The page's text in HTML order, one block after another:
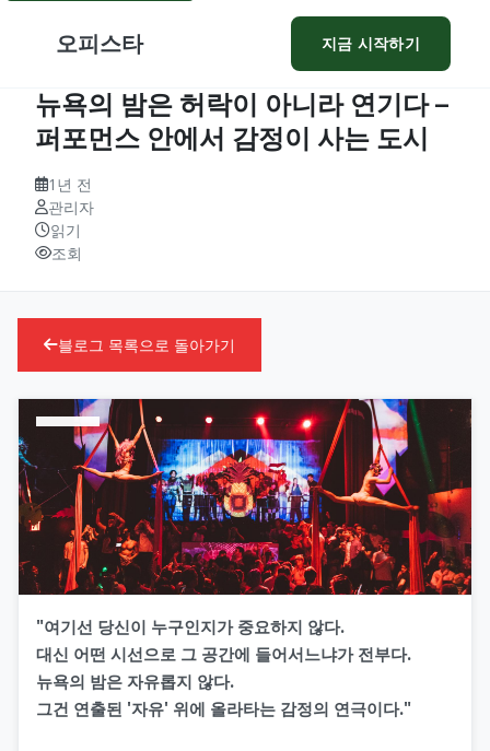
오피스타 지금 시작하기
뉴욕의 밤은 허락이 아니라 연기다 –
퍼포먼스 안에서 감정이 사는 도시
1년 전
관리자
읽기
조회
블로그 목록으로 돌아가기
"여기선 당신이 누구인지가 중요하지 않다.
대신 어떤 시선으로 그 공간에 들어서느냐가 전부다.
뉴욕의 밤은 자유롭지 않다.
그건 연출된 '자유' 위에 올라타는 감정의 연극이다."